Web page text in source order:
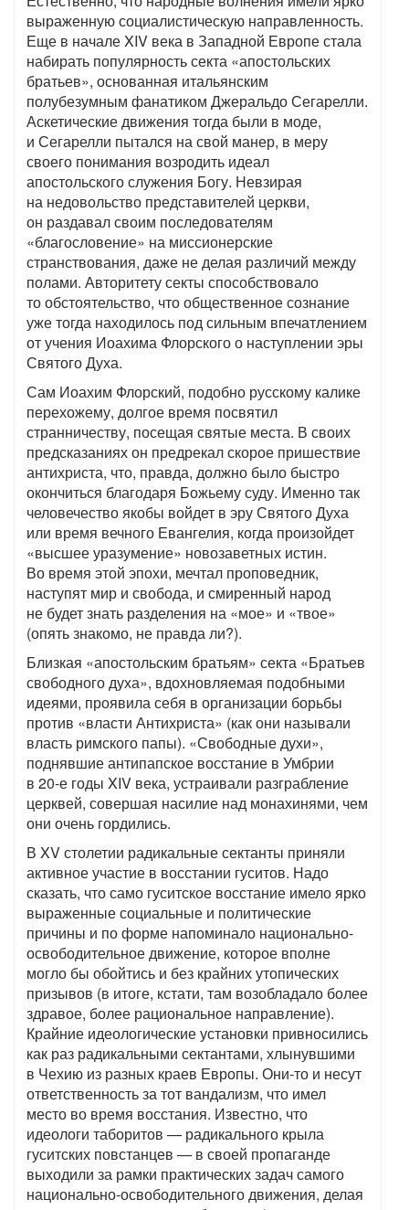
выраженную социалистическую направленность.
Еще в начале XIV века в Западной Европе стала
набирать популярность секта «апостольских
братьев», основанная итальянским
полубезумным фанатиком Джеральдо Сегарелли.
Аскетические движения тогда были в моде,
и Сегарелли пытался на свой манер, в меру
своего понимания возродить идеал
апостольского служения Богу. Невзирая
на недовольство представителей церкви,
он раздавал своим последователям
«благословение» на миссионерские
странствования, даже не делая различий между
полами. Авторитету секты способствовало
то обстоятельство, что общественное сознание
уже тогда находилось под сильным впечатлением
от учения Иоахима Флорского о наступлении эры
Святого Духа.
Сам Иоахим Флорский, подобно русскому калике
перехожему, долгое время посвятил
странничеству, посещая святые места. В своих
предсказаниях он предрекал скорое пришествие
антихриста, что, правда, должно было быстро
окончиться благодаря Божьему суду. Именно так
человечество якобы войдет в эру Святого Духа
или время вечного Евангелия, когда произойдет
«высшее уразумение» новозаветных истин.
Во время этой эпохи, мечтал проповедник,
наступят мир и свобода, и смиренный народ
не будет знать разделения на «мое» и «твое»
(опять знакомо, не правда ли?).
Близкая «апостольским братьям» секта «Братьев
свободного духа», вдохновляемая подобными
идеями, проявила себя в организации борьбы
против «власти Антихриста» (как они называли
власть римского папы). «Свободные духи»,
поднявшие антипапское восстание в Умбрии
в 20-е годы XIV века, устраивали разграбление
церквей, совершая насилие над монахинями, чем
они очень гордились.
В XV столетии радикальные сектанты приняли
активное участие в восстании гуситов. Надо
сказать, что само гуситское восстание имело ярко
выраженные социальные и политические
причины и по форме напоминало национально-
освободительное движение, которое вполне
могло бы обойтись и без крайних утопических
призывов (в итоге, кстати, там возобладало более
здравое, более рациональное направление).
Крайние идеологические установки привносились
как раз радикальными сектантами, хлынувшими
в Чехию из разных краев Европы. Они-то и несут
ответственность за тот вандализм, что имел
место во время восстания. Известно, что
идеологи таборитов — радикального крыла
гуситских повстанцев — в своей пропаганде
выходили за рамки практических задач самого
национально-освободительного движения, делая